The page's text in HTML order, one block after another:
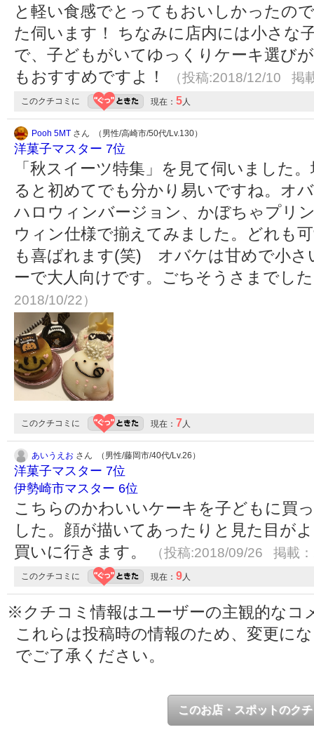
と軽い食感でとってもおいしかったの
た伺います！ ちなみに店内には小さな
で、子どもがいてゆっくりケーキ選び
もおすすめですよ！
（投稿:2018/12/10 掲
このクチコミに 現在： 5人
Pooh 5MT さん （男性/高崎市/50代/Lv.130）
洋菓子マスター 7位
「秋スイーツ特集」を見て伺いました
ると初めてでも分かり易いですね。オ
ハロウィンバージョン、かぼちゃプリ
ウィン仕様で揃えてみました。どれも
も喜ばれます(笑) オバケは甘めで小さ
ーで大人向けです。ごちそうさまでし
2018/10/22）
このクチコミに 現在： 7人
あいうえお さん （男性/藤岡市/40代/Lv.26）
洋菓子マスター 7位
伊勢崎市マスター 6位
こちらのかわいいケーキを子どもに買
した。顔が描いてあったりと見た目が
買いに行きます。
（投稿:2018/09/26 掲載
このクチコミに 現在： 9人
※クチコミ情報はユーザーの主観的なコ
これらは投稿時の情報のため、変更に
でご了承ください。
このお店・スポットのク